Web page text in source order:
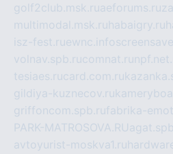
golf2club.msk.ruaeforums.ru
multimodal.msk.ru habaigry.ru
isz-fest.ruewnc.info
volnav.spb.rucomnat.ru
tesiaes.rucard.com.ru
gildiya-kuznecov.ru
griffoncom.spb.rufabrika-
PARK-MATROSOVA.RU
avtoyurist-moskva1.ru